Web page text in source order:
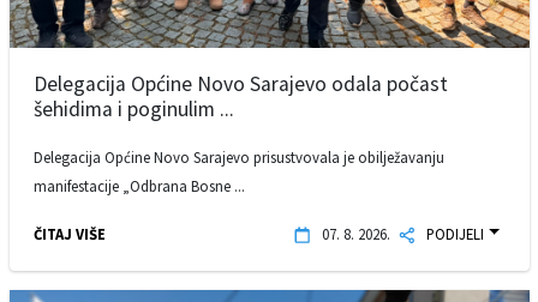
Delegacija Općine Novo Sarajevo odala počast
šehidima i poginulim ...
Delegacija Općine Novo Sarajevo prisustvovala je obilježavanju
manifestacije „Odbrana Bosne ...
ČITAJ VIŠE 07. 8. 2026. PODIJELI